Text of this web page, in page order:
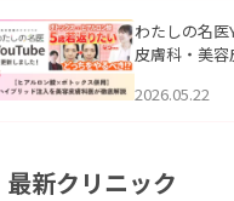
た。
わたしの名医
皮膚科・美
用】ハイブリ
2026.05.22
最新クリニック